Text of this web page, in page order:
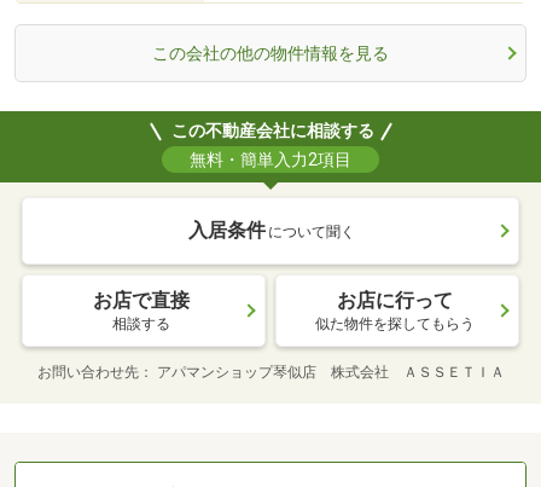
この会社の他の物件情報を見る
この不動産会社に相談する
無料・簡単入力2項目
入居条件 について聞く
お店で直接
相談する
お店に行って
似た物件を探してもらう
お問い合わせ先 アパマンショップ琴似店 株式会社 ＡＳＳＥＴＩＡ